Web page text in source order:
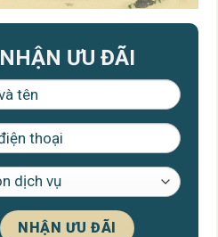
NHẬN ƯU ĐÃI